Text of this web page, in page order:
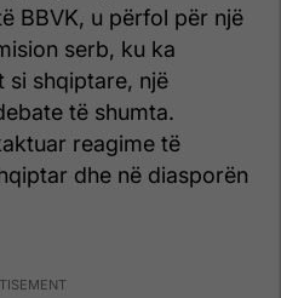
BBVK, u përfol për një
serb, ku ka
si shqiptare, një
të shumta.
reagime të
dhe në diasporën